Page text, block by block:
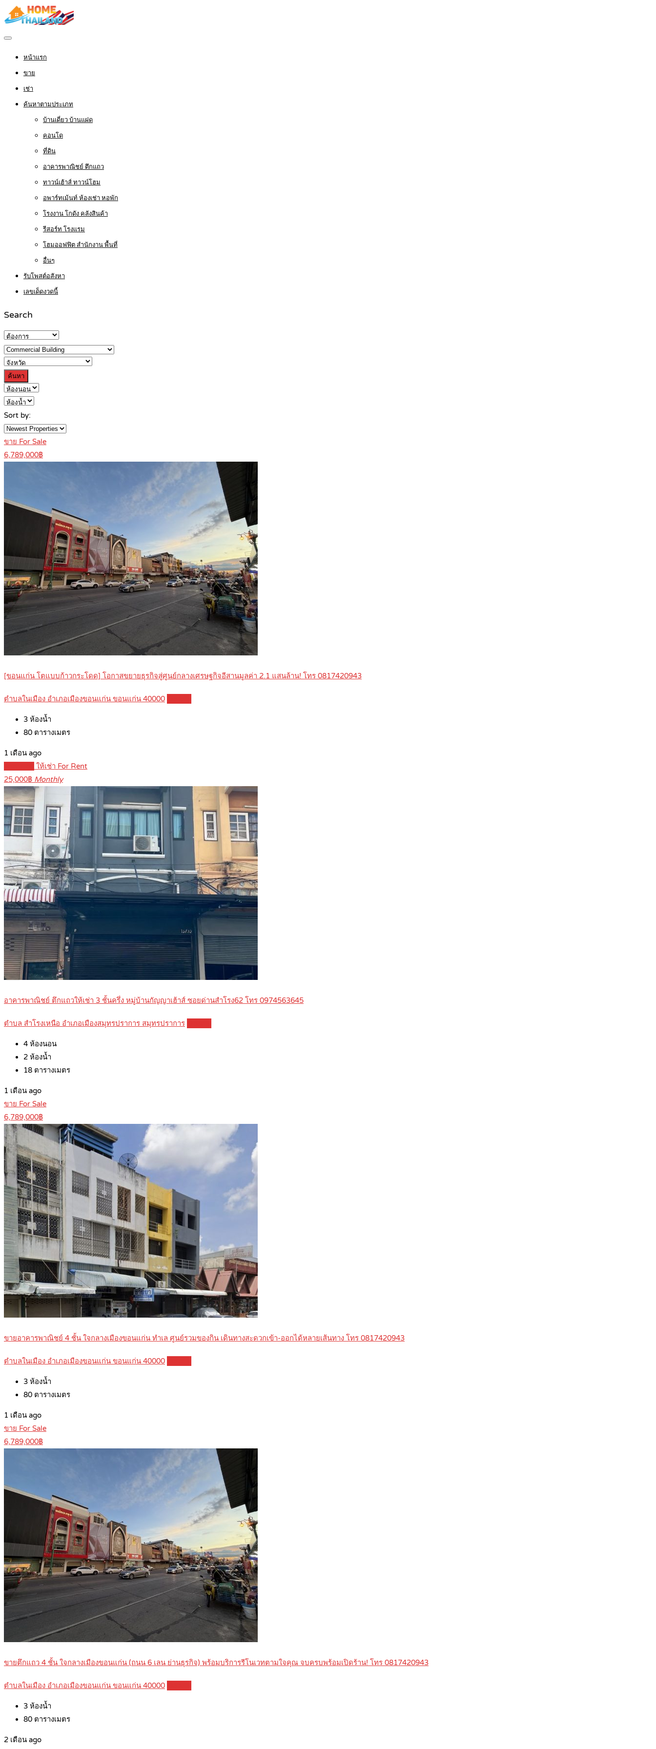
หน้าแรก
ขาย
เช่า
ค้นหาตามประเภท
บ้านเดี่ยว บ้านแฝด
คอนโด
ที่ดิน
อาคารพาณิชย์ ตึกแถว
ทาวน์เฮ้าส์ ทาวน์โฮม
อพาร์ทเม้นท์ ห้องเช่า หอพัก
โรงงาน โกดัง คลังสินค้า
รีสอร์ท โรงแรม
โฮมออฟฟิต สำนักงาน พื้นที่
อื่นๆ
รับโพสต์อสังหา
เลขเด็ดงวดนี้
Search
ค้นหา
Sort by:
ขาย For Sale
6,789,000฿
[ขอนแก่น โตแบบก้าวกระโดด] โอกาสขยายธุรกิจสู่ศูนย์กลางเศรษฐกิจอีสานมูลค่า 2.1 แสนล้าน! โทร 0817420943
ตำบลในเมือง อำเภอเมืองขอนแก่น ขอนแก่น 40000
3 ห้องน้ำ
80 ตารางเมตร
1 เดือน ago
ให้เช่า For Rent
25,000฿ Monthly
อาคารพาณิชย์ ตึกแถวให้เช่า 3 ชั้นครึ่ง หมู่บ้านกัญญาเฮ้าส์ ซอยด่านสำโรง62 โทร 0974563645
ตำบล สำโรงเหนือ อำเภอเมืองสมุทรปราการ สมุทรปราการ
4 ห้องนอน
2 ห้องน้ำ
18 ตารางเมตร
1 เดือน ago
ขาย For Sale
6,789,000฿
ขายอาคารพาณิชย์ 4 ชั้น ใจกลางเมืองขอนแก่น ทำเล ศูนย์รวมของกิน เดินทางสะดวกเข้า-ออกได้หลายเส้นทาง โทร 0817420943
ตำบลในเมือง อำเภอเมืองขอนแก่น ขอนแก่น 40000
3 ห้องน้ำ
80 ตารางเมตร
1 เดือน ago
ขาย For Sale
6,789,000฿
ขายตึกแถว 4 ชั้น ใจกลางเมืองขอนแก่น (ถนน 6 เลน ย่านธุรกิจ) พร้อมบริการรีโนเวทตามใจคุณ จบครบพร้อมเปิดร้าน! โทร 0817420943
ตำบลในเมือง อำเภอเมืองขอนแก่น ขอนแก่น 40000
3 ห้องน้ำ
80 ตารางเมตร
2 เดือน ago